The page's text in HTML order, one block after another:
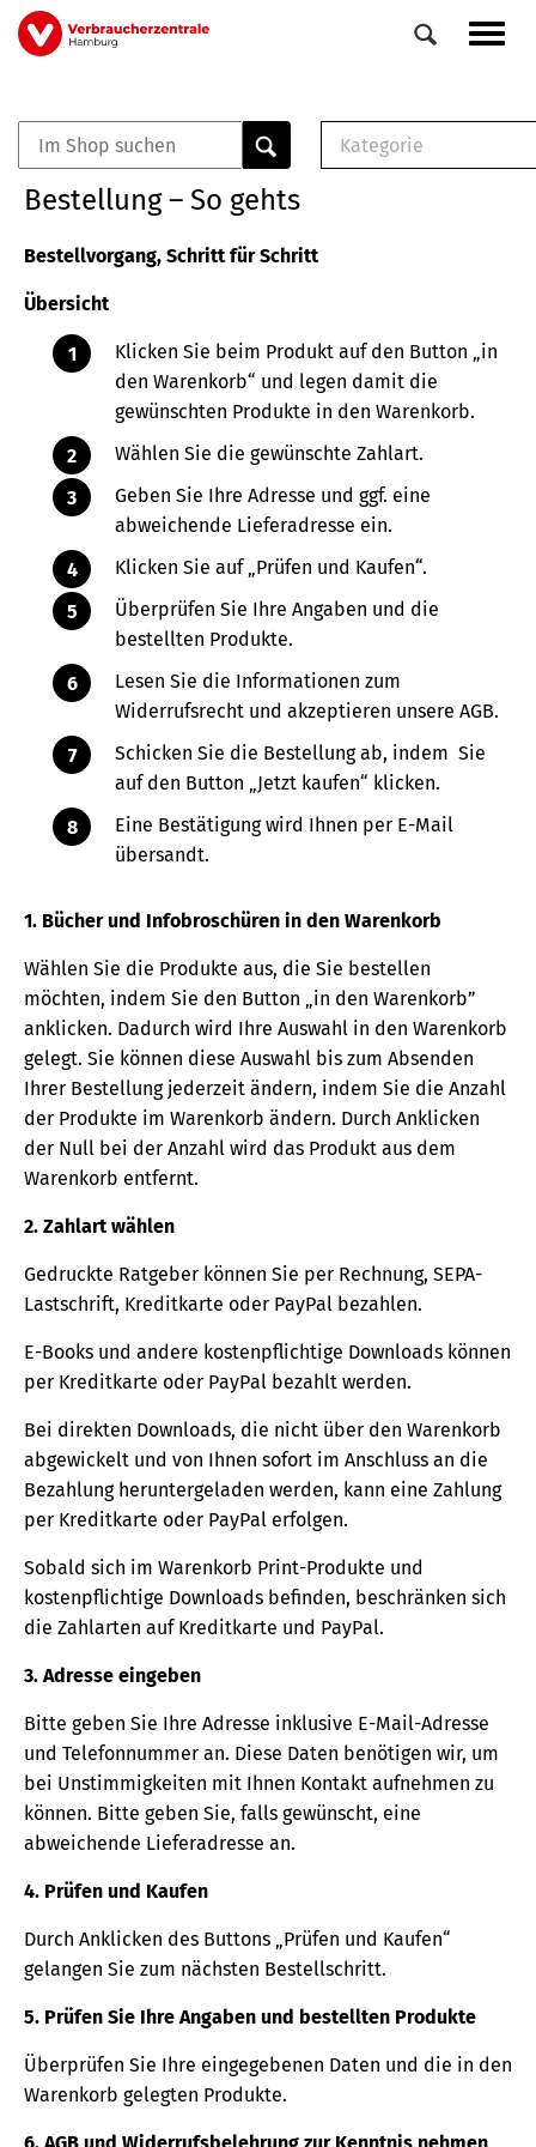
Direkt
zum
Veranstaltungen
0
Elemente
Kategorie
Buch
Bestellung – So gehts
Bestellvorgang, Schritt für Schritt
Übersicht
Klicken Sie beim Produkt auf den Button „in
den Warenkorb“ und legen damit die
gewünschten Produkte in den Warenkorb.
Wählen Sie die gewünschte Zahlart.
Geben Sie Ihre Adresse und ggf. eine
abweichende Lieferadresse ein.
Klicken Sie auf „Prüfen und Kaufen“.
Überprüfen Sie Ihre Angaben und die
bestellten Produkte.
Lesen Sie die Informationen zum
Widerrufsrecht und akzeptieren unsere AGB.
Schicken Sie die Bestellung ab, indem Sie
auf den Button „Jetzt kaufen“ klicken.
Eine Bestätigung wird Ihnen per E-Mail
übersandt.
1. Bücher und Infobroschüren in den Warenkorb
Wählen Sie die Produkte aus, die Sie bestellen
möchten, indem Sie den Button „in den Warenkorb”
anklicken. Dadurch wird Ihre Auswahl in den Warenkorb
gelegt. Sie können diese Auswahl bis zum Absenden
Ihrer Bestellung jederzeit ändern, indem Sie die Anzahl
der Produkte im Warenkorb ändern. Durch Anklicken
der Null bei der Anzahl wird das Produkt aus dem
Warenkorb entfernt.
2. Zahlart wählen
Gedruckte Ratgeber können Sie per Rechnung, SEPA-
Lastschrift, Kreditkarte oder PayPal bezahlen.
E-Books und andere kostenpflichtige Downloads können
per Kreditkarte oder PayPal bezahlt werden.
Bei direkten Downloads, die nicht über den Warenkorb
abgewickelt und von Ihnen sofort im Anschluss an die
Bezahlung heruntergeladen werden, kann eine Zahlung
per Kreditkarte oder PayPal erfolgen.
Sobald sich im Warenkorb Print-Produkte und
kostenpflichtige Downloads befinden, beschränken sich
die Zahlarten auf Kreditkarte und PayPal.
3. Adresse eingeben
Bitte geben Sie Ihre Adresse inklusive E-Mail-Adresse
und Telefonnummer an. Diese Daten benötigen wir, um
bei Unstimmigkeiten mit Ihnen Kontakt aufnehmen zu
können. Bitte geben Sie, falls gewünscht, eine
abweichende Lieferadresse an.
4. Prüfen und Kaufen
Durch Anklicken des Buttons „Prüfen und Kaufen“
gelangen Sie zum nächsten Bestellschritt.
5. Prüfen Sie Ihre Angaben und bestellten Produkte
Überprüfen Sie Ihre eingegebenen Daten und die in den
Warenkorb gelegten Produkte.